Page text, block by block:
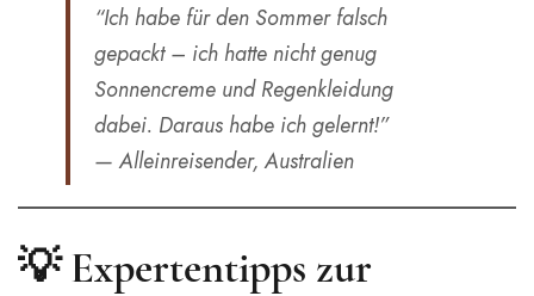
“Ich habe für den Sommer falsch
gepackt – ich hatte nicht genug
Sonnencreme und Regenkleidung
dabei. Daraus habe ich gelernt!”
— Alleinreisender, Australien
💡 Expertentipps zur